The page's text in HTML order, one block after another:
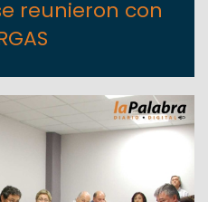
reunieron con